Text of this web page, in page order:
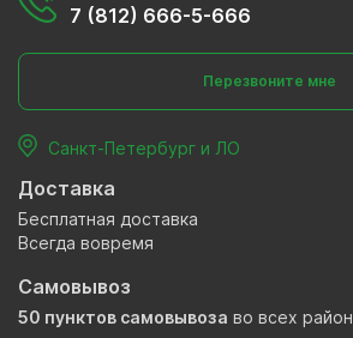
7 (812) 666-5-666
Перезвоните мне
Санкт-Петербург и ЛО
Доставка
Бесплатная доставка
Всегда вовремя
Самовывоз
50 пунктов самовывоза во всех